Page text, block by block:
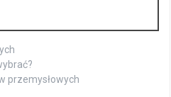
przemysłowych